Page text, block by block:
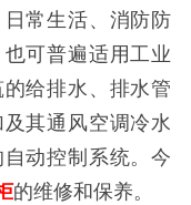
常生活、消防防
可普遍适用工业
给排水、排水管
其通风空调冷水
动控制系统。今
的维修和保养。